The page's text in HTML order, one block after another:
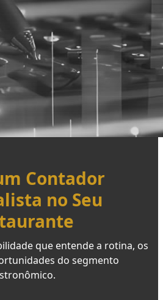
Contador
no Seu
que entende a rotina, os
do segmento